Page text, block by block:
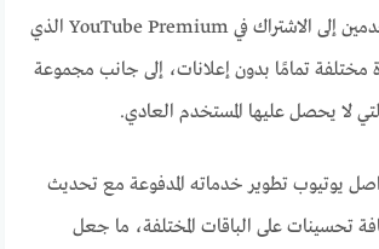
عدد كبير من المستخدمين إلى الاشتراك في YouTube Premium الذي
مختلفة تمامًا بدون إعلانات، إلى جانب مجموعة
التي لا يحصل عليها المستخدم العادي.
عام 2026 واصل يوتيوب تطوير خدماته المدفوعة مع تحديث
تحسينات على الباقات المختلفة، ما جعل